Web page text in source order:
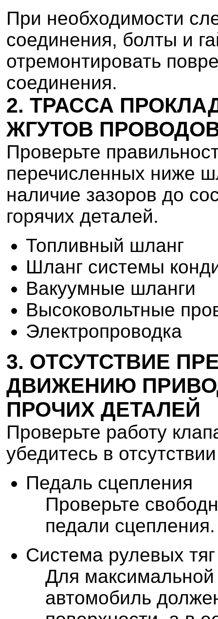
При необходимости
соединения, болты и
отремонтировать
соединения.
2. ТРАССА
ЖГУТОВ
Проверьте
перечисленных ниже
наличие зазоров до
горячих деталей.
Топливный шланг
Шланг системы
Вакуумные шланги
Высоковольтные
Электропроводка
3. ОТСУТСТВИЕ
ДВИЖЕНИЮ
ПРОЧИХ ДЕТАЛЕЙ
Проверьте работу
убедитесь в
Педаль сцепления
Проверьте
педали сцепления.
Система рулевых тяг
Для
автомобиль